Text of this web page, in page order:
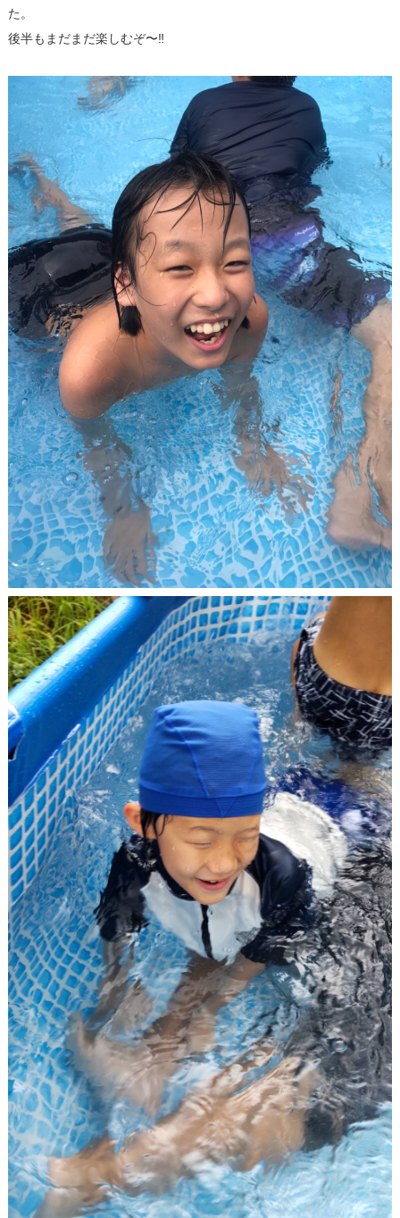
た。
後半もまだまだ楽しむぞ〜‼︎